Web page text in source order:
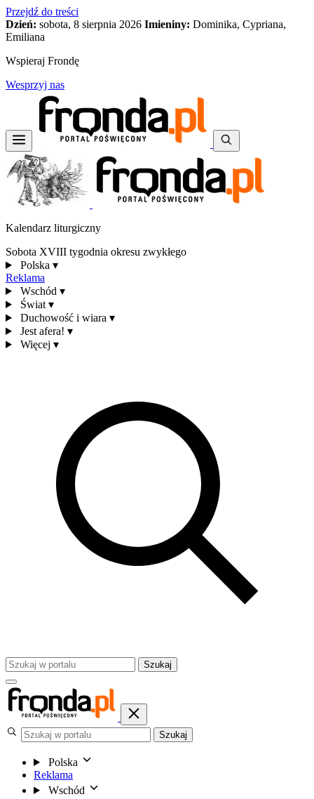
Przejdź do treści
Dzień: sobota, 8 sierpnia 2026 Imieniny: Dominika, Cypriana,
Emiliana
Wspieraj Frondę
Wesprzyj nas
Kalendarz liturgiczny
Sobota XVIII tygodnia okresu zwykłego
Polska ▾
Reklama
Wschód ▾
Świat ▾
Duchowość i wiara ▾
Jest afera! ▾
Więcej ▾
Szukaj
Szukaj
Polska
Reklama
Wschód